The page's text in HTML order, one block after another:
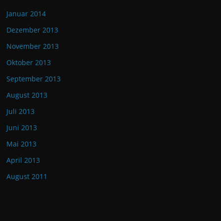
Januar 2014
Dezember 2013
November 2013
Oktober 2013
September 2013
August 2013
Juli 2013
Juni 2013
Mai 2013
April 2013
August 2011